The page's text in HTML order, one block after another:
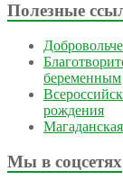
Полезные
беременным
рождения
Мы в соцсетях